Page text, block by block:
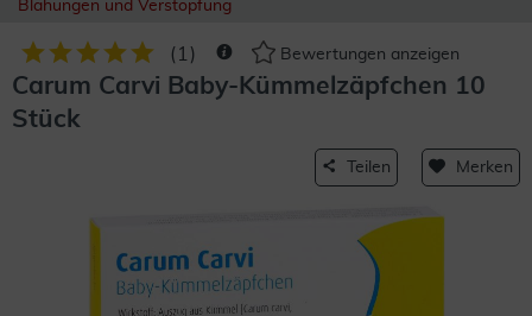
Blähungen und Verstopfung
( 1 ) Bewertungen anzeigen
Carum Carvi Baby-Kümmelzäpfchen 10
Stück
Teilen Merken